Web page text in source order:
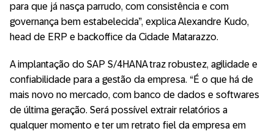
para que já nasça parrudo, com consistência e com
governança bem estabelecida”, explica Alexandre Kudo,
head de ERP e backoffice da Cidade Matarazzo.
A implantação do SAP S/4HANA traz robustez, agilidade e
confiabilidade para a gestão da empresa. “É o que há de
mais novo no mercado, com banco de dados e softwares
de última geração. Será possível extrair relatórios a
qualquer momento e ter um retrato fiel da empresa em